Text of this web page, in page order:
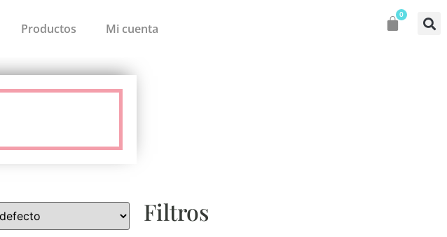
Productos Mi cuenta
0
Filtros